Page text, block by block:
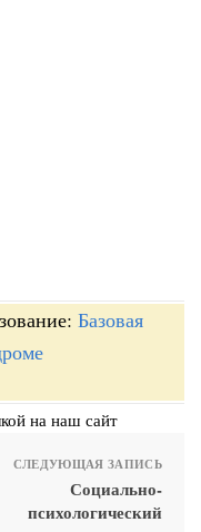
Базовая
на наш сайт
СЛЕДУЮЩАЯ ЗАПИСЬ
Социально-
психологический